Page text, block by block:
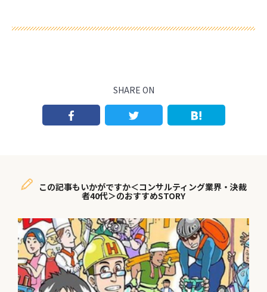
SHARE ON
この記事もいかがですか＜コンサルティング業界・決裁
者40代＞のおすすめSTORY